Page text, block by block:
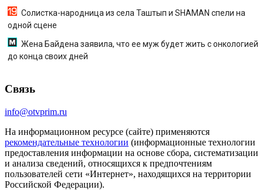
Солистка-народница из села Таштып и SHAMAN спели на
одной сцене
Жена Байдена заявила, что ее муж будет жить с онкологией
до конца своих дней
Связь
info@otvprim.ru
На информационном ресурсе (сайте) применяются
рекомендательные технологии (информационные технологии
предоставления информации на основе сбора, систематизации
и анализа сведений, относящихся к предпочтениям
пользователей сети «Интернет», находящихся на территории
Российской Федерации).